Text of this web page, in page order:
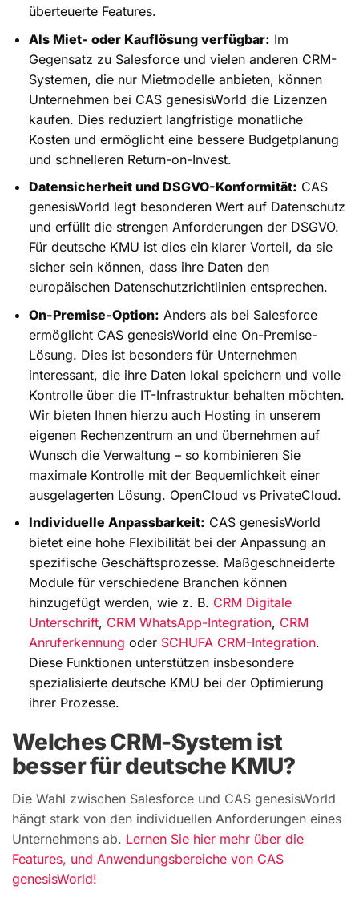
überteuerte Features.
Als Miet- oder Kauflösung verfügbar: Im
Gegensatz zu Salesforce und vielen anderen CRM-
Systemen, die nur Mietmodelle anbieten, können
Unternehmen bei CAS genesisWorld die Lizenzen
kaufen. Dies reduziert langfristige monatliche
Kosten und ermöglicht eine bessere Budgetplanung
und schnelleren Return-on-Invest.
Datensicherheit und DSGVO-Konformität: CAS
genesisWorld legt besonderen Wert auf Datenschutz
und erfüllt die strengen Anforderungen der DSGVO.
Für deutsche KMU ist dies ein klarer Vorteil, da sie
sicher sein können, dass ihre Daten den
europäischen Datenschutzrichtlinien entsprechen.
On-Premise-Option: Anders als bei Salesforce
ermöglicht CAS genesisWorld eine On-Premise-
Lösung. Dies ist besonders für Unternehmen
interessant, die ihre Daten lokal speichern und volle
Kontrolle über die IT-Infrastruktur behalten möchten.
Wir bieten Ihnen hierzu auch Hosting in unserem
eigenen Rechenzentrum an und übernehmen auf
Wunsch die Verwaltung – so kombinieren Sie
maximale Kontrolle mit der Bequemlichkeit einer
ausgelagerten Lösung. OpenCloud vs PrivateCloud.
Individuelle Anpassbarkeit: CAS genesisWorld
bietet eine hohe Flexibilität bei der Anpassung an
spezifische Geschäftsprozesse. Maßgeschneiderte
Module für verschiedene Branchen können
hinzugefügt werden, wie z. B. CRM Digitale
Unterschrift, CRM WhatsApp-Integration, CRM
Anruferkennung oder SCHUFA CRM-Integration.
Diese Funktionen unterstützen insbesondere
spezialisierte deutsche KMU bei der Optimierung
ihrer Prozesse.
Welches CRM-System ist
besser für deutsche KMU?
Die Wahl zwischen Salesforce und CAS genesisWorld
hängt stark von den individuellen Anforderungen eines
Unternehmens ab. Lernen Sie hier mehr über die
Features, und Anwendungsbereiche von CAS
genesisWorld!